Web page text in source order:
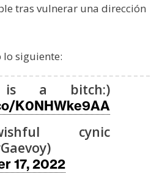
tras vulnerar una dirección
lo siguiente:
is a bitch:)
K0NHWke9AA
cynic
17, 2022